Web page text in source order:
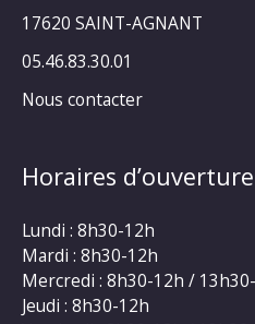
17620 SAINT-AGNANT
05.46.83.30.01
Nous contacter
Horaires
Lundi : 8h30-12h
Mardi : 8h30-12h
Mercredi : 8h30-12h /
Jeudi : 8h30-12h